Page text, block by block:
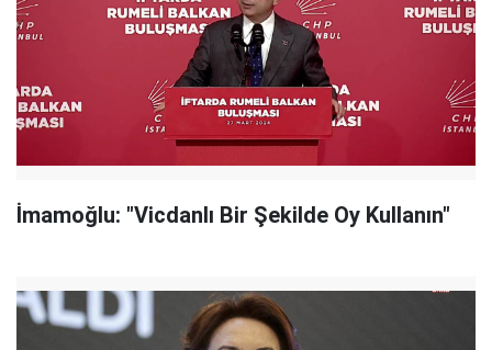
İmamoğlu: "Vicdanlı Bir Şekilde Oy Kullanın"